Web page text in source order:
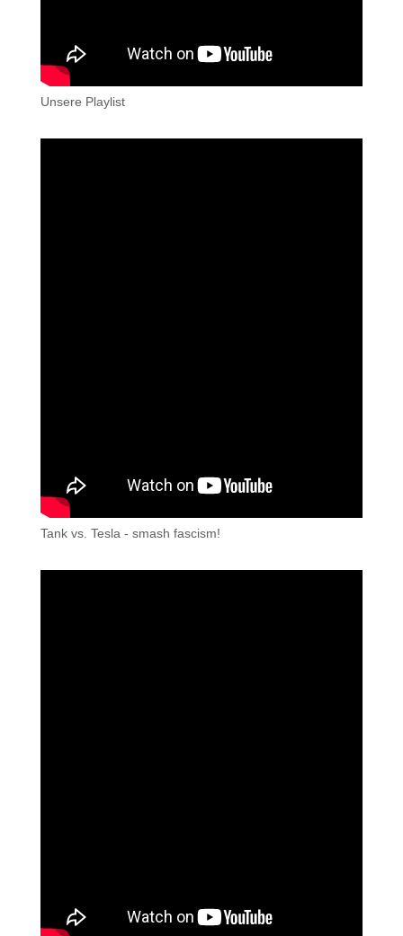
Unsere Playlist
Tank vs. Tesla - smash fascism!